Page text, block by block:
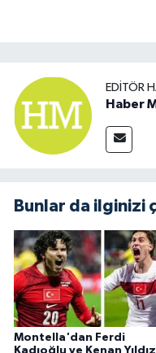
EDITÖR
Haber
Bunlar da ilginizi
Montella'dan Ferdi
Kadıoğlu ve Kenan Yıldız